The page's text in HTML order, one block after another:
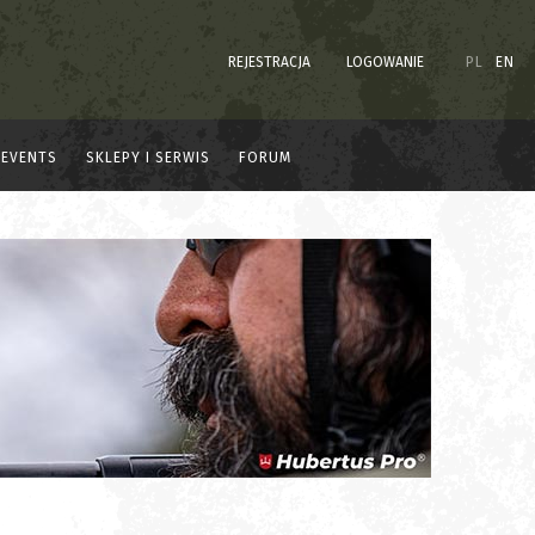
REJESTRACJA LOGOWANIE PL EN
EVENTS SKLEPY I SERWIS FORUM